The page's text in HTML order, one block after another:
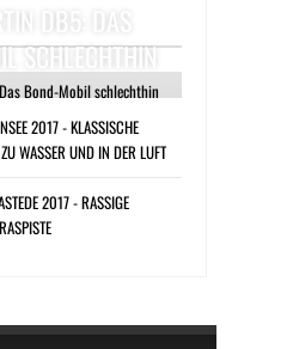
DB5: DAS
SCHLECHTHIN
2017 - KLASSISCHE
WASSER UND IN DER LUFT
2017 - RASSIGE